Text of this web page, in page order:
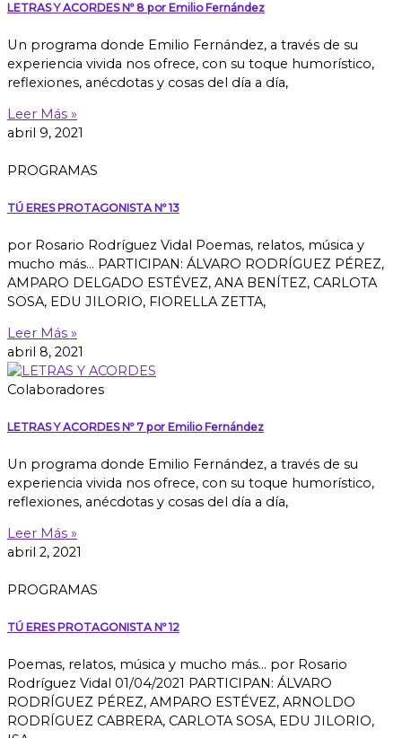
LETRAS Y ACORDES Nº 8 por Emilio Fernández
Un programa donde Emilio Fernández, a través de su
experiencia vivida nos ofrece, con su toque humorístico,
reflexiones, anécdotas y cosas del día a día,
Leer Más »
abril 9, 2021
PROGRAMAS
TÚ ERES PROTAGONISTA Nº 13
por Rosario Rodríguez Vidal Poemas, relatos, música y
mucho más… PARTICIPAN: ÁLVARO RODRÍGUEZ PÉREZ,
AMPARO DELGADO ESTÉVEZ, ANA BENÍTEZ, CARLOTA
SOSA, EDU JILORIO, FIORELLA ZETTA,
Leer Más »
abril 8, 2021
Colaboradores
LETRAS Y ACORDES Nº 7 por Emilio Fernández
Un programa donde Emilio Fernández, a través de su
experiencia vivida nos ofrece, con su toque humorístico,
reflexiones, anécdotas y cosas del día a día,
Leer Más »
abril 2, 2021
PROGRAMAS
TÚ ERES PROTAGONISTA Nº 12
Poemas, relatos, música y mucho más… por Rosario
Rodríguez Vidal 01/04/2021 PARTICIPAN: ÁLVARO
RODRÍGUEZ PÉREZ, AMPARO ESTÉVEZ, ARNOLDO
RODRÍGUEZ CABRERA, CARLOTA SOSA, EDU JILORIO,